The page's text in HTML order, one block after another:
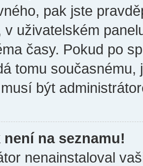
pak jste
v uživatelském
časy. Pokud po
tomu
být
není na seznamu!
nenainstaloval